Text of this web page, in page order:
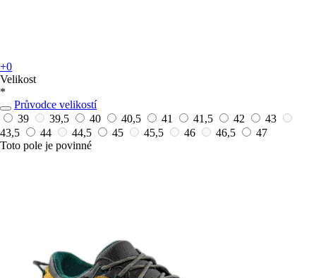
+0
Velikost
*
Průvodce velikostí
39
39,5 40 40,5 41 41,5 42
43
43,5
44 44,5 45 45,5 46 46,5
47
Toto pole je povinné